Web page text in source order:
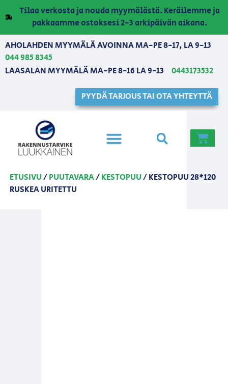
Tilaa verkosta ja nouda myymälästä. Keräilemme ja
pakkaamme ostoksesi 2-3 arkipäivän aikana.
AHOLAHDEN MYYMÄLÄ AVOINNA MA-PE 8-17, LA 9-13
044 985 8345
LAASALAN MYYMÄLÄ MA-PE 8-16 LA 9-13
0443173532
PYYDÄ TARJOUS TAI OTA YHTEYTTÄ
ETUSIVU/PUUTAVARA/KESTOPUU/ KESTOPUU 28*120
RUSKEA URITETTU